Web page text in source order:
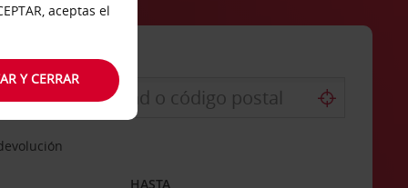
HASTA
aceptas el
Y CERRAR